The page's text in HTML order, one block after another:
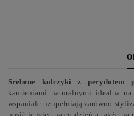
Srebrne kolczyki z perydotem
kamieniami naturalnymi idealna
wspaniale uzupełniają zarówno